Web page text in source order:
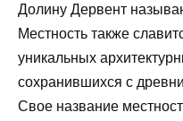
Долину Дервент
Местность также
уникальных
сохранившихся с
Свое название